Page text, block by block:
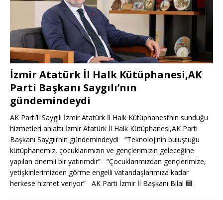
İzmir Atatürk İl Halk Kütüphanesi,AK
Parti Başkanı Saygılı’nın
gündemindeydi
AK Parti’li Saygılı İzmir Atatürk İl Halk Kütüphanesi’nin sunduğu
hizmetleri anlattı İzmir Atatürk İl Halk Kütüphanesi,AK Parti
Başkanı Saygılı’nın gündemindeydi “Teknolojinin buluştuğu
kütüphanemiz, çocuklarımızın ve gençlerimizin geleceğine
yapılan önemli bir yatırımdır” “Çocuklarımızdan gençlerimize,
yetişkinlerimizden görme engelli vatandaşlarımıza kadar
herkese hizmet veriyor” AK Parti İzmir İl Başkanı Bilal 🟦